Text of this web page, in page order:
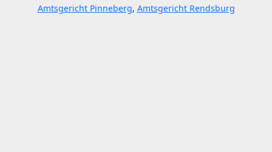
Amtsgericht Pinneberg, Amtsgericht Rendsburg